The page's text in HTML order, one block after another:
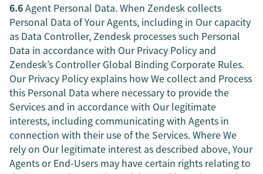
6.6Agent Personal Data. When Zendesk collects
Personal Data of Your Agents, including in Our capacity
as Data Controller, Zendesk processes such Personal
Data in accordance with Our Privacy Policy and
Zendesk’s Controller Global Binding Corporate Rules.
Our Privacy Policy explains how We collect and Process
this Personal Data where necessary to provide the
Services and in accordance with Our legitimate
interests, including communicating with Agents in
connection with their use of the Services. Where We
rely on Our legitimate interest as described above, Your
Agents or End-Users may have certain rights relating to